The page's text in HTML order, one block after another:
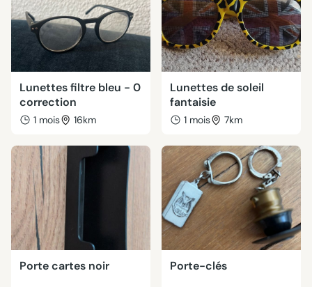
Lunettes filtre bleu - 0
correction
1 mois 16km
Lunettes de soleil
fantaisie
1 mois 7km
Porte cartes noir Porte-clés